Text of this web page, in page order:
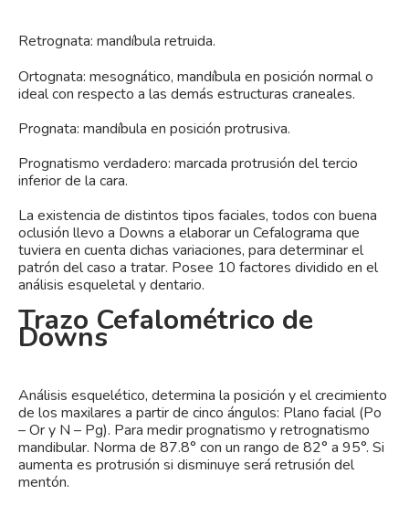
Retrognata: mandíbula retruida.
Ortognata: mesognático, mandíbula en posición normal o
ideal con respecto a las demás estructuras craneales.
Prognata: mandíbula en posición protrusiva.
Prognatismo verdadero: marcada protrusión del tercio
inferior de la cara.
La existencia de distintos tipos faciales, todos con buena
oclusión llevo a Downs a elaborar un Cefalograma que
tuviera en cuenta dichas variaciones, para determinar el
patrón del caso a tratar. Posee 10 factores dividido en el
análisis esqueletal y dentario.
Trazo Cefalométrico de
Downs
Análisis esquelético, determina la posición y el crecimiento
de los maxilares a partir de cinco ángulos: Plano facial (Po
– Or y N – Pg). Para medir prognatismo y retrognatismo
mandibular. Norma de 87.8° con un rango de 82° a 95°. Si
aumenta es protrusión si disminuye será retrusión del
mentón.